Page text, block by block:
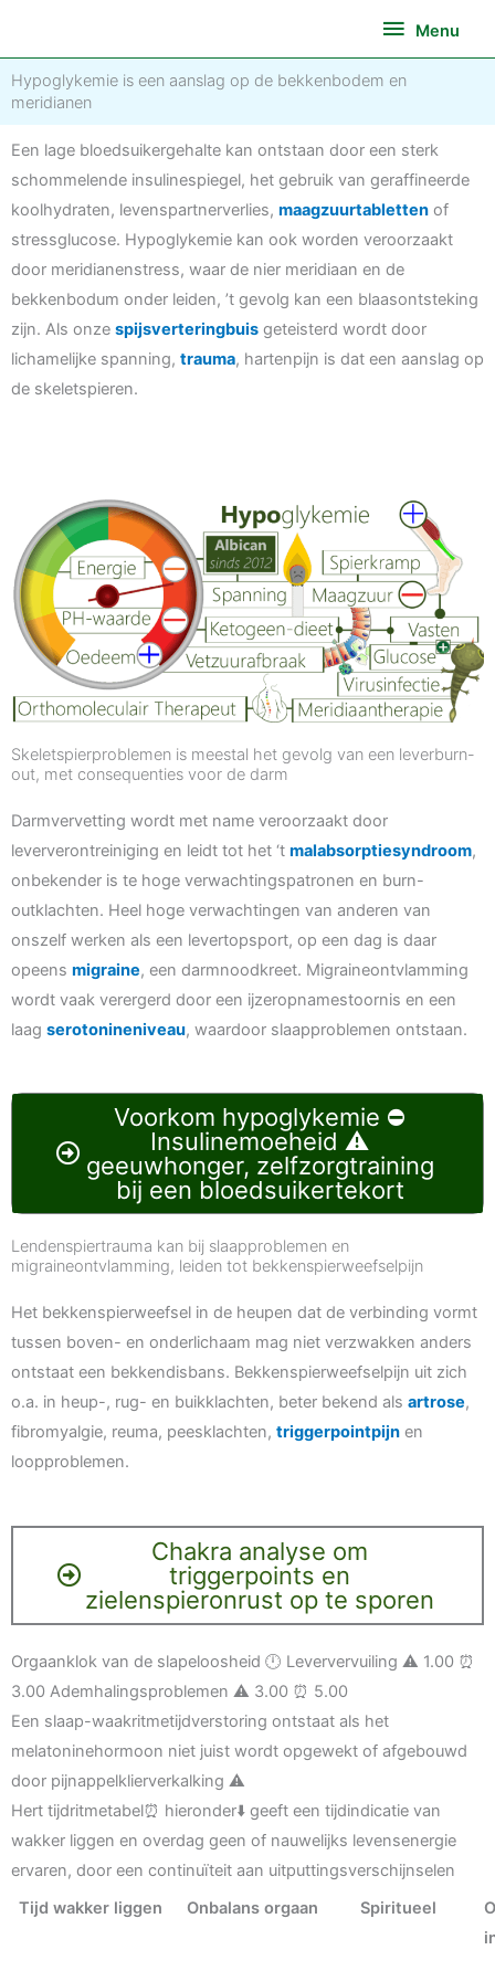
de
inhoud
Menu
Menu
Hypoglykemie is een aanslag op de bekkenbodem en
meridianen
Een lage bloedsuikergehalte kan ontstaan door een sterk
schommelende insulinespiegel, het gebruik van geraffineerde
koolhydraten, levenspartnerverlies, maagzuurtabletten of
stressglucose. Hypoglykemie kan ook worden veroorzaakt
door meridianenstress, waar de nier meridiaan en de
bekkenbodum onder leiden, ’t gevolg kan een blaasontsteking
zijn. Als onze spijsverteringbuis geteisterd wordt door
lichamelijke spanning, trauma, hartenpijn is dat een aanslag op
de skeletspieren.
Skeletspierproblemen is meestal het gevolg van een leverburn-
out, met consequenties voor de darm
Darmvervetting wordt met name veroorzaakt door
leververontreiniging en leidt tot het ‘t malabsorptiesyndroom,
onbekender is te hoge verwachtingspatronen en burn-
outklachten. Heel hoge verwachtingen van anderen van
onszelf werken als een levertopsport, op een dag is daar
opeens migraine, een darmnoodkreet. Migraineontvlamming
wordt vaak verergerd door een ijzeropnamestoornis en een
laag serotonineniveau, waardoor slaapproblemen ontstaan.
Voorkom hypoglykemie ⛔️
Insulinemoeheid ⚠️
geeuwhonger, zelfzorgtraining
bij een bloedsuikertekort
Lendenspiertrauma kan bij slaapproblemen en
migraineontvlamming, leiden tot bekkenspierweefselpijn
Het bekkenspierweefsel in de heupen dat de verbinding vormt
tussen boven- en onderlichaam mag niet verzwakken anders
ontstaat een bekkendisbans. Bekkenspierweefselpijn uit zich
o.a. in heup-, rug- en buikklachten, beter bekend als artrose,
fibromyalgie, reuma, peesklachten, triggerpointpijn en
loopproblemen.
Chakra analyse om
triggerpoints en
zielenspieronrust op te sporen
Orgaanklok van de slapeloosheid 🕛 Leververvuiling ⚠️ 1.00 ⏰
3.00 Ademhalingsproblemen ⚠️ 3.00 ⏰ 5.00
Een slaap-waakritmetijdverstoring ontstaat als het
melatoninehormoon niet juist wordt opgewekt of afgebouwd
door pijnappelklierverkalking ⚠️
Hert tijdritmetabel⏰ hieronder⬇️ geeft een tijdindicatie van
wakker liggen en overdag geen of nauwelijks levensenergie
ervaren, door een continuïteit aan uitputtingsverschijnselen
Tijd wakker liggen
Onbalans orgaan Spiritueel